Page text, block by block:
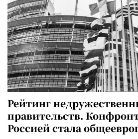
Рейтинг
правительств.
Россией стала